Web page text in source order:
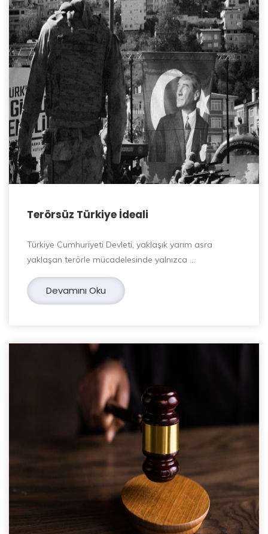
Terörsüz Türkiye İdeali
Türkiye Cumhuriyeti Devleti, yaklaşık yarım asra
yaklaşan terörle mücadelesinde yalnızca …
Devamını Oku